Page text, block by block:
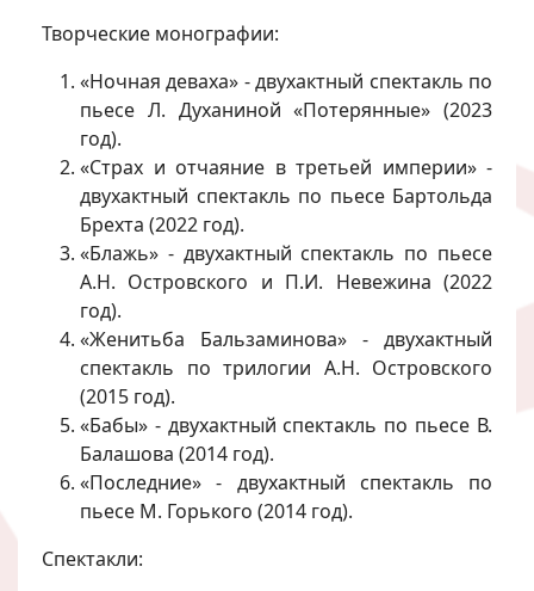
Творческие монографии:
«Ночная деваха» - двухактный спектакль по
пьесе Л. Духаниной «Потерянные» (2023
год).
«Страх и отчаяние в третьей империи» -
двухактный спектакль по пьесе Бартольда
Брехта (2022 год).
«Блажь» - двухактный спектакль по пьесе
А.Н. Островского и П.И. Невежина (2022
год).
«Женитьба Бальзаминова» - двухактный
спектакль по трилогии А.Н. Островского
(2015 год).
«Бабы» - двухактный спектакль по пьесе В.
Балашова (2014 год).
«Последние» - двухактный спектакль по
пьесе М. Горького (2014 год).
Спектакли: